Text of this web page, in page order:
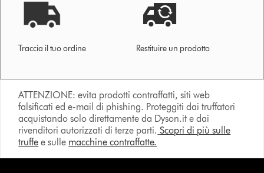
Traccia il tuo ordine Restituire un prodotto
ATTENZIONE: evita prodotti contraffatti, siti web
falsificati ed e-mail di phishing. Proteggiti dai truffatori
acquistando solo direttamente da Dyson.it e dai
rivenditori autorizzati di terze parti. Scopri di più sulle
truffe e sulle macchine contraffatte.